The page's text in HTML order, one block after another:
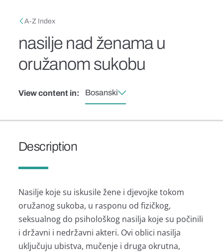
Breadcrumb
A-Z Index
nasilje nad ženama u
oružanom sukobu
View content in: Bosanski
Description
Nasilje koje su iskusile žene i djevojke tokom
oružanog sukoba, u rasponu od fizičkog,
seksualnog do psihološkog nasilja koje su počinili
i državni i nedržavni akteri. Ovi oblici nasilja
uključuju ubistva, mučenje i druga okrutna,